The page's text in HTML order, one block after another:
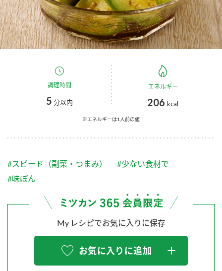
みりん風・料理酒 鍋用調味料
つゆ たれ
スープ 中華
ふりかけ おすしの素
炊き込みご飯の素 米飯用調味液
Fibee
商品ブランドサイト
Fibee（ファイビー）
くらしプラ酢
お酢ドリンク
つゆ
納豆のサイト
三ツ判山吹
スペシャルサイト
お酢を知ろう！
企業情報
国内事業概要
企業理念
ミツカンの歴史
ミツカンを知る
環境への取り組み
MIM（ミツカンミュージアム）
お客様の声をいかしました
販売終了製品のご案内
よくあるご質問
調理時間
5 分以内
エネルギー
206 kcal
※エネルギーは1人前の値
#スピード（副菜・つまみ）
#少ない食材で
#味ぽん
My レシピでお気に入りに保存
お気に入りに追加